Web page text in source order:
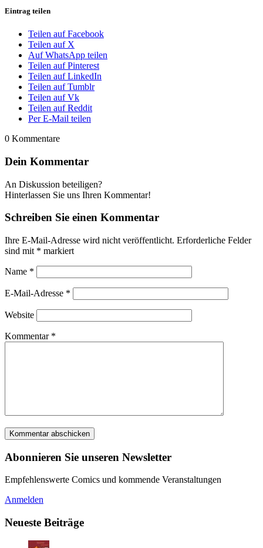
Eintrag teilen
Teilen auf Facebook
Teilen auf X
Auf WhatsApp teilen
Teilen auf Pinterest
Teilen auf LinkedIn
Teilen auf Tumblr
Teilen auf Vk
Teilen auf Reddit
Per E-Mail teilen
0 Kommentare
Dein Kommentar
An Diskussion beteiligen?
Hinterlassen Sie uns Ihren Kommentar!
Schreiben Sie einen Kommentar
Ihre E-Mail-Adresse wird nicht veröffentlicht. Erforderliche Felder
sind mit * markiert
Name *
E-Mail-Adresse *
Website
Kommentar *
Abonnieren Sie unseren Newsletter
Empfehlenswerte Comics und kommende Veranstaltungen
Anmelden
Neueste Beiträge